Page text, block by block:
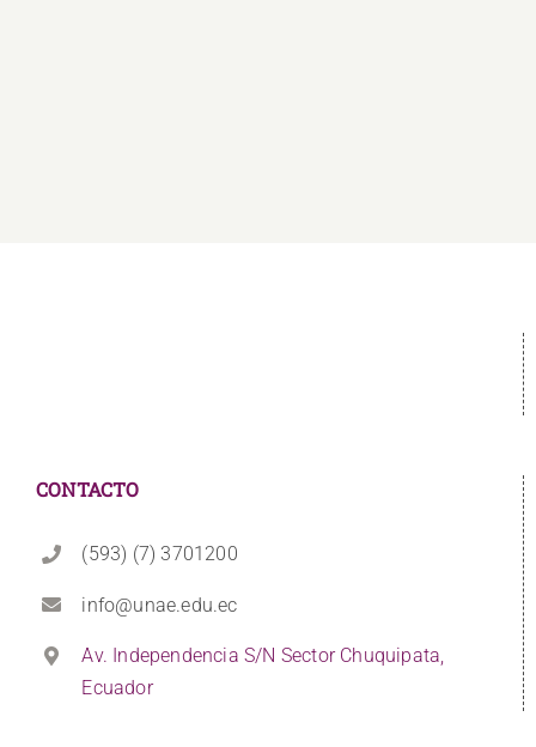
CONTACTO
(593) (7) 3701200
info@unae.edu.ec
Av. Independencia S/N Sector Chuquipata,
Ecuador